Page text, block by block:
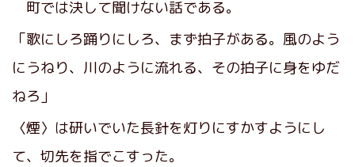
町では決して聞けない話である。
「歌にしろ踊りにしろ、まず拍子がある。風のよう
にうねり、川のように流れる、その拍子に身をゆだ
ねろ」
〈煙〉は研いでいた長針を灯りにすかすようにし
て、切先を指でこすった。